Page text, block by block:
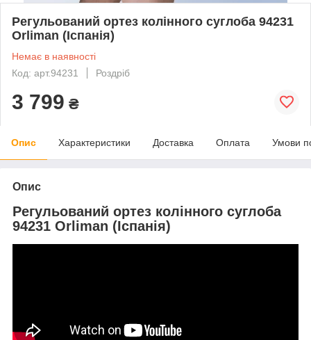
Регульований ортез колінного суглоба 94231
Orliman (Іспанія)
Немає в наявності
Код: арт.94231
Роздріб
3 799 ₴
Опис Характеристики Доставка Оплата Умови
Опис
Регульований ортез колінного суглоба
94231 Orliman (Іспанія)